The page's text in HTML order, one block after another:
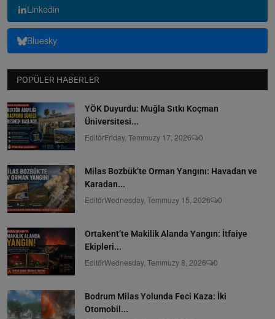
Linkedin
Bluesky
POPÜLER HABERLER
YÖK Duyurdu: Muğla Sıtkı Koçman
Üniversitesi...
EditörFriday, Temmuzy 17, 2026 0
Milas Bozbük’te Orman Yangını: Havadan ve
Karadan...
EditörWednesday, Temmuzy 15, 2026 0
Ortakent’te Makilik Alanda Yangın: İtfaiye
Ekipleri...
EditörWednesday, Temmuzy 8, 2026 0
Bodrum Milas Yolunda Feci Kaza: İki
Otomobil...